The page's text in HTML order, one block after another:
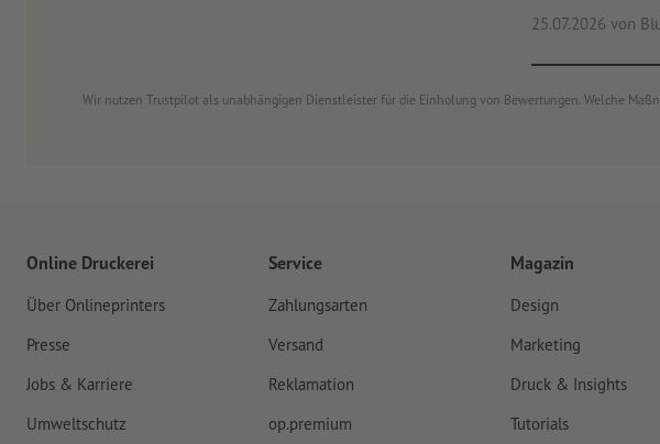
25.07.2026 von
Wir nutzen Trustpilot als unabhängigen Dienstleister für die Einholung von Bewertungen. Welche
Online Druckerei
Über Onlineprinters
Presse
Jobs & Karriere
Umweltschutz
Service
Zahlungsarten
Versand
Reklamation
op.premium
Magazin
Design
Marketing
Druck & Insights
Tutorials